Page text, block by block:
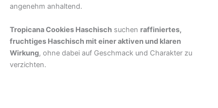
angenehm anhaltend.
Tropicana Cookies Haschisch suchen raffiniertes,
fruchtiges Haschisch mit einer aktiven und klaren
Wirkung, ohne dabei auf Geschmack und Charakter zu
verzichten.